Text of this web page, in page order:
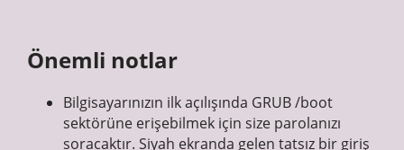
Önemli notlar
Bilgisayarınızın ilk açılışında GRUB /boot
sektörüne erişebilmek için size parolanızı
soracaktır. Siyah ekranda gelen tatsız bir giriş